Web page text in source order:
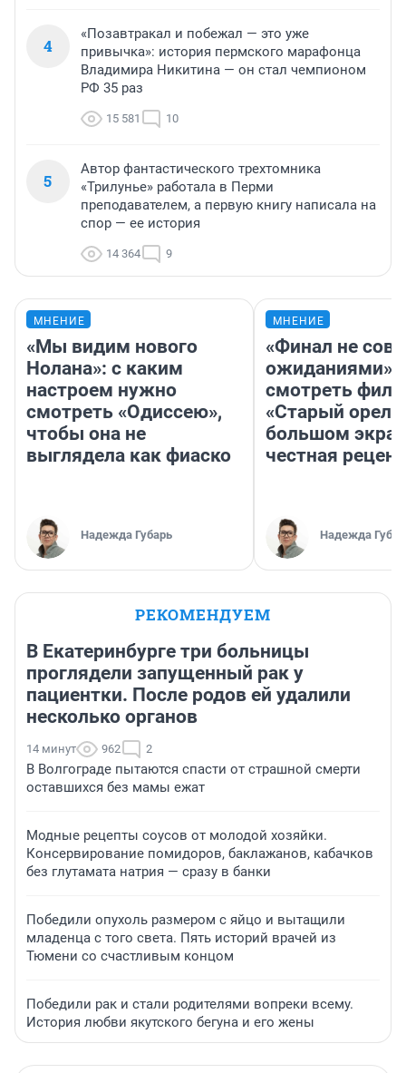
4
«Позавтракал и побежал — это уже
привычка»: история пермского марафонца
Владимира Никитина — он стал чемпионом
РФ 35 раз
15 581 10
5
Автор фантастического трехтомника
«Трилунье» работала в Перми
преподавателем, а первую книгу написала на
спор — ее история
14 364 9
МНЕНИЕ
«Мы видим нового
Нолана»: с каким
настроем нужно
смотреть «Одиссею»,
чтобы она не
выглядела как фиаско
Надежда Губарь
МНЕНИЕ
«Финал не
ожиданиями»:
смотреть
«Старый орел»
большом
честная
Надежда
РЕКОМЕНДУЕМ
В Екатеринбурге три больницы
проглядели запущенный рак у
пациентки. После родов ей удалили
несколько органов
14 минут 962 2
В Волгограде пытаются спасти от страшной смерти
оставшихся без мамы ежат
Модные рецепты соусов от молодой хозяйки.
Консервирование помидоров, баклажанов, кабачков
без глутамата натрия — сразу в банки
Победили опухоль размером с яйцо и вытащили
младенца с того света. Пять историй врачей из
Тюмени со счастливым концом
Победили рак и стали родителями вопреки всему.
История любви якутского бегуна и его жены